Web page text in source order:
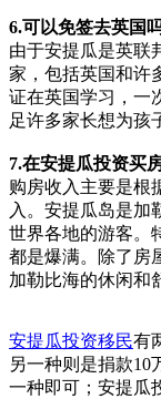
6.可以免签去英国
由于安提瓜是英联
家，包括英国和许
证在英国学习，一
足许多家长想为孩
7.在安提瓜投资买
购房收入主要是根
入。安提瓜岛是加
世界各地的游客。
都是爆满。除了房
加勒比海的休闲和
安提瓜投资移民有
另一种则是捐款10
一种即可；安提瓜